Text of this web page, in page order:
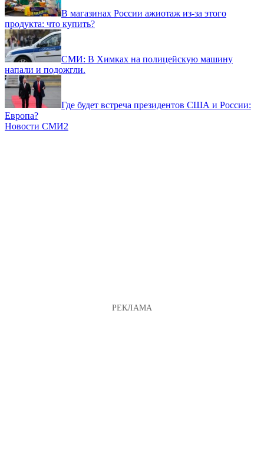
В магазинах России ажиотаж из-за этого
продукта: что купить?
СМИ: В Химках на полицейскую машину
напали и подожгли.
Где будет встреча президентов США и России:
Европа?
Новости СМИ2